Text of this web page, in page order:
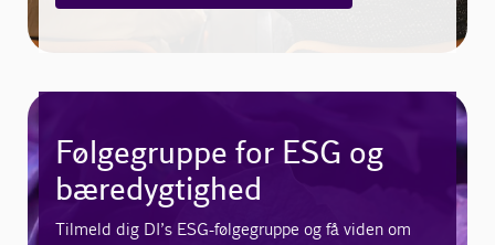
Følgegruppe for ESG og
bæredygtighed
Tilmeld dig DI’s ESG-følgegruppe og få viden om